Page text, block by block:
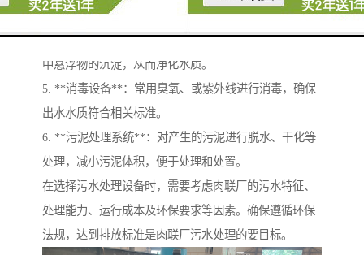
采用厌氧反应器，进行厌氧消化，减少有机物负荷。
4. **污水絮凝和沉淀设备**：加入絮凝剂，以促进污水
中悬浮物的沉淀，从而净化水质。
5. **消毒设备**：常用臭氧、或紫外线进行消毒，确保
出水水质符合相关标准。
6. **污泥处理系统**：对产生的污泥进行脱水、干化等
处理，减小污泥体积，便于处理和处置。
在选择污水处理设备时，需要考虑肉联厂的污水特征、
处理能力、运行成本及环保要求等因素。确保遵循环保
法规，达到排放标准是肉联厂污水处理的要目标。